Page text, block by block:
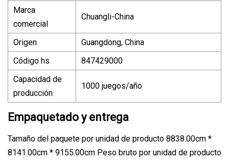
Marca
comercial
Chuangli-China
Origen
Guangdong, China
Código hs
847429000
Capacidad de
producción
1000 juegos/año
Empaquetado y entrega
Tamaño del paquete por unidad de producto 8838.00cm *
8141.00cm * 9155.00cm Peso bruto por unidad de producto